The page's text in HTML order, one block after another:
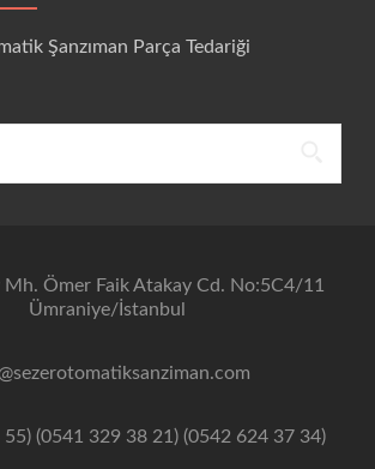
Şanzıman Parça Tedariği
Mh. Ömer Faik Atakay Cd. No:5C4/11
Ümraniye/İstanbul
(0541 329 38 21) (0542 624 37 34)